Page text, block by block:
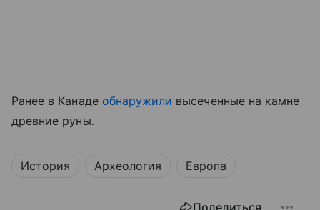
Ранее в Канаде обнаружили высеченные на камне
древние руны.
История Археология Европа
Поделиться